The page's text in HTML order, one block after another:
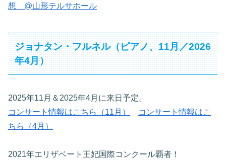
想 @山形テルサホール
ジョナタン・フルネル（ピアノ、11月／2026
年4月）
2025年11月＆2025年4月に来日予定。
コンサート情報はこちら（11月）
コンサート情報はこ
ちら（4月）
2021年エリザベート王妃国際コンクール覇者！